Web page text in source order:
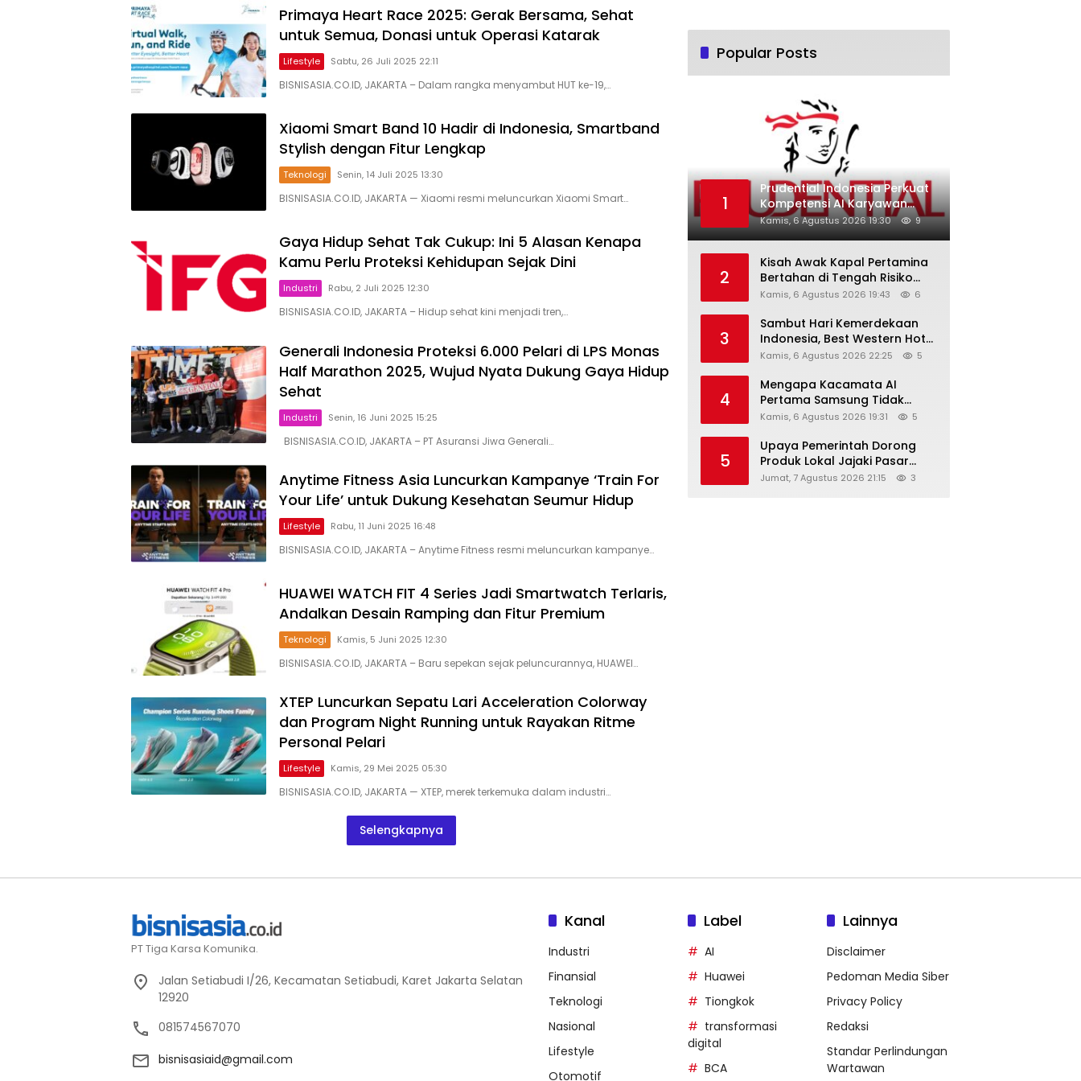
Primaya Heart Race 2025: Gerak Bersama, Sehat
untuk Semua, Donasi untuk Operasi Katarak
Lifestyle Sabtu, 26 Juli 2025 22:11
BISNISASIA.CO.ID, JAKARTA – Dalam rangka menyambut HUT ke-19,…
Xiaomi Smart Band 10 Hadir di Indonesia, Smartband
Stylish dengan Fitur Lengkap
Teknologi Senin, 14 Juli 2025 13:30
BISNISASIA.CO.ID, JAKARTA — Xiaomi resmi meluncurkan Xiaomi Smart…
Gaya Hidup Sehat Tak Cukup: Ini 5 Alasan Kenapa
Kamu Perlu Proteksi Kehidupan Sejak Dini
Industri Rabu, 2 Juli 2025 12:30
BISNISASIA.CO.ID, JAKARTA – Hidup sehat kini menjadi tren,…
Generali Indonesia Proteksi 6.000 Pelari di LPS Monas
Half Marathon 2025, Wujud Nyata Dukung Gaya Hidup
Sehat
Industri Senin, 16 Juni 2025 15:25
BISNISASIA.CO.ID, JAKARTA – PT Asuransi Jiwa Generali…
Anytime Fitness Asia Luncurkan Kampanye ‘Train For
Your Life’ untuk Dukung Kesehatan Seumur Hidup
Lifestyle Rabu, 11 Juni 2025 16:48
BISNISASIA.CO.ID, JAKARTA – Anytime Fitness resmi meluncurkan kampanye…
HUAWEI WATCH FIT 4 Series Jadi Smartwatch Terlaris,
Andalkan Desain Ramping dan Fitur Premium
Teknologi Kamis, 5 Juni 2025 12:30
BISNISASIA.CO.ID, JAKARTA – Baru sepekan sejak peluncurannya, HUAWEI…
XTEP Luncurkan Sepatu Lari Acceleration Colorway
dan Program Night Running untuk Rayakan Ritme
Personal Pelari
Lifestyle Kamis, 29 Mei 2025 05:30
BISNISASIA.CO.ID, JAKARTA — XTEP, merek terkemuka dalam industri…
Selengkapnya
Popular Posts
1
Prudential Indonesia Perkuat
Kompetensi AI Karyawan
Lewat AI Week
Kamis, 6 Agustus 2026 19:30 9
2
Kisah Awak Kapal Pertamina
Bertahan di Tengah Risiko
Pelayaran Selat Hormuz
Kamis, 6 Agustus 2026 19:43 6
3
Sambut Hari Kemerdekaan
Indonesia, Best Western Hotel
Hadirkan The Freedom Stay
Kamis, 6 Agustus 2026 22:25 5
4
Mengapa Kacamata AI
Pertama Samsung Tidak
Dibekali Layar?
Kamis, 6 Agustus 2026 19:31 5
5
Upaya Pemerintah Dorong
Produk Lokal Jajaki Pasar
Global, Ini Harapan Menteri
Jumat, 7 Agustus 2026 21:15 3
PT Tiga Karsa Komunika.
Jalan Setiabudi I/26, Kecamatan Setiabudi, Karet Jakarta Selatan
12920
081574567070
bisnisasiaid@gmail.com
Kanal
Industri
Finansial
Teknologi
Nasional
Lifestyle
Otomotif
Label
AI
Huawei
Tiongkok
transformasi
digital
BCA
Lainnya
Disclaimer
Pedoman Media Siber
Privacy Policy
Redaksi
Standar Perlindungan
Wartawan